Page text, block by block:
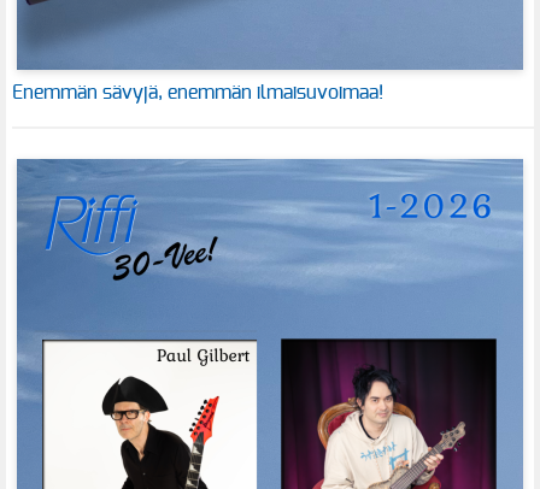
Enemmän sävyjä, enemmän ilmaisuvoimaa!